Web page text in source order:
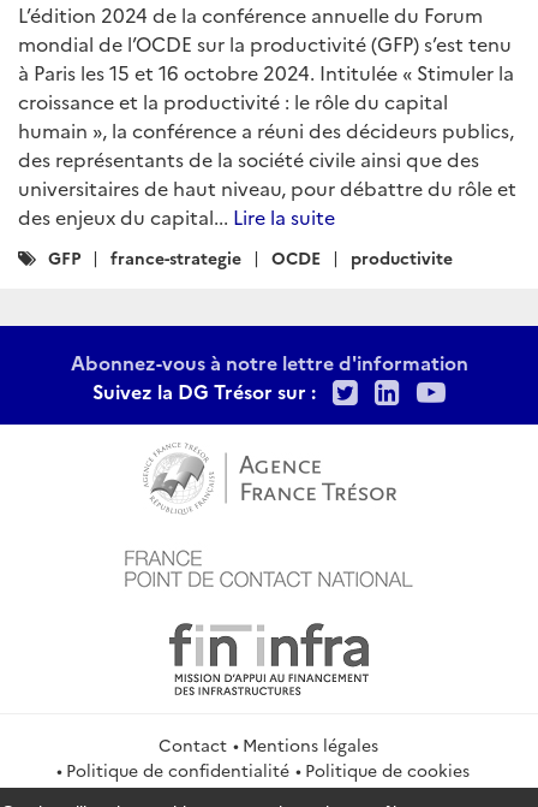
L’édition 2024 de la conférence annuelle du Forum
mondial de l’OCDE sur la productivité (GFP) s’est tenu
à Paris les 15 et 16 octobre 2024. Intitulée « Stimuler la
croissance et la productivité : le rôle du capital
humain », la conférence a réuni des décideurs publics,
des représentants de la société civile ainsi que des
universitaires de haut niveau, pour débattre du rôle et
des enjeux du capital... Lire la suite
Catégories
GFP france-strategie OCDE productivite
Abonnez-vous à notre lettre d'information
Suivez la DG Trésor sur :
TwitterLinkedIn
Contact
Mentions légales
Politique de confidentialité
Politique de cookies
Gestion des cookies
Flux RSS